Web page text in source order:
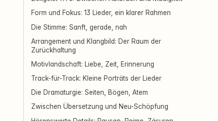
Form und Fokus: 13 Lieder, ein klarer Rahmen
Die Stimme: Sanft, gerade, nah
Arrangement und Klangbild: Der Raum der
Zurückhaltung
Motivlandschaft: Liebe, Zeit, Erinnerung
Track-für-Track: Kleine Porträts der Lieder
Die Dramaturgie: Seiten, Bögen, Atem
Zwischen Übersetzung und Neu-Schöpfung